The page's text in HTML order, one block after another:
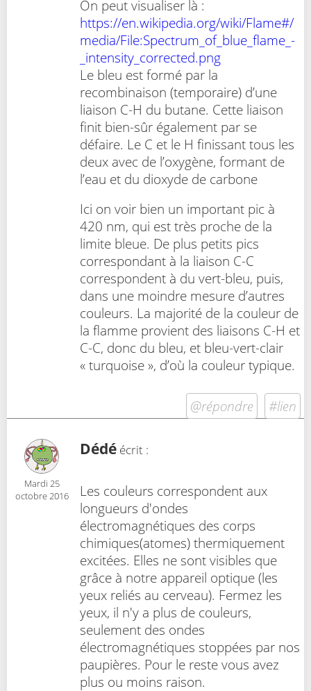
On peut visualiser là :
https://en.wikipedia.org/wiki/Flame#/
media/File:Spectrum_of_blue_flame_-
_intensity_corrected.png
Le bleu est formé par la
recombinaison (temporaire) d’une
liaison C-H du butane. Cette liaison
finit bien-sûr également par se
défaire. Le C et le H finissant tous les
deux avec de l’oxygène, formant de
l’eau et du dioxyde de carbone
Ici on voir bien un important pic à
420 nm, qui est très proche de la
limite bleue. De plus petits pics
correspondant à la liaison C-C
correspondent à du vert-bleu, puis,
dans une moindre mesure d’autres
couleurs. La majorité de la couleur de
la flamme provient des liaisons C-H et
C-C, donc du bleu, et bleu-vert-clair
« turquoise », d’où la couleur typique.
@répondre #lien
Mardi 25
octobre 2016
Dédé écrit :
Les couleurs correspondent aux
longueurs d'ondes
électromagnétiques des corps
chimiques(atomes) thermiquement
excitées. Elles ne sont visibles que
grâce à notre appareil optique (les
yeux reliés au cerveau). Fermez les
yeux, il n'y a plus de couleurs,
seulement des ondes
électromagnétiques stoppées par nos
paupières. Pour le reste vous avez
plus ou moins raison.